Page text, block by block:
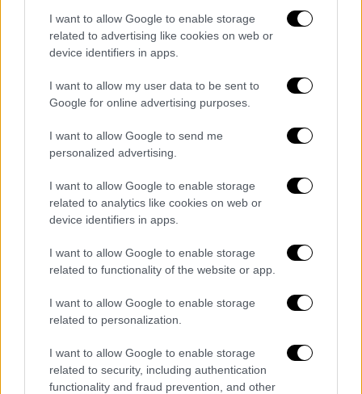
I want to allow Google to enable storage
related to advertising like cookies on web or
device identifiers in apps.
I want to allow my user data to be sent to
Google for online advertising purposes.
I want to allow Google to send me
personalized advertising.
I want to allow Google to enable storage
related to analytics like cookies on web or
device identifiers in apps.
I want to allow Google to enable storage
related to functionality of the website or app.
I want to allow Google to enable storage
related to personalization.
I want to allow Google to enable storage
related to security, including authentication
functionality and fraud prevention, and other
Όλα ξεκίνησαν όταν η γιατρός, που ήταν
βάρδια και συμπλήρωνε το ατομικό έντυπο
του καθενός που πήγαινε να εμβολιαστεί τις
προηγούμενες ημέρες στο Κέντρο Υγείας
Λαμίας, απέτρεπε τους ασθενείς να κάνουν
που θα κάνετε είναι τηςPfizer
. Ποιος σας το
διαβεβαιώνει; Ξέρετε ότι το εμβόλιο αυτό
προκαλεί μυοκαρδίτιδα και ότι κινδυνεύετε;
Κάνοντας το εμβόλιο κανείς δεν σας
εξασφαλίζει... Πρέπει να υπογράψετε
υπεύθυνη δήλωση Γιατί ήρθατε να το κάνετε;
Μην ακούτε αυτά που λένε», έλεγε μεταξύ
τους πολίτες να μην εμβολιαστούν.
εμβολιασμού: Εκδόθηκαν 665.000 - Σε ποιες
μετακινήσεις απαιτείται